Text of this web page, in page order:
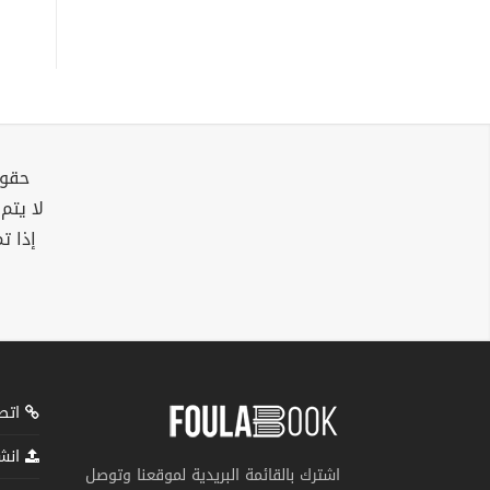
لا
إذا
اشترك بالقائمة البريدية لموقعنا وتوصل